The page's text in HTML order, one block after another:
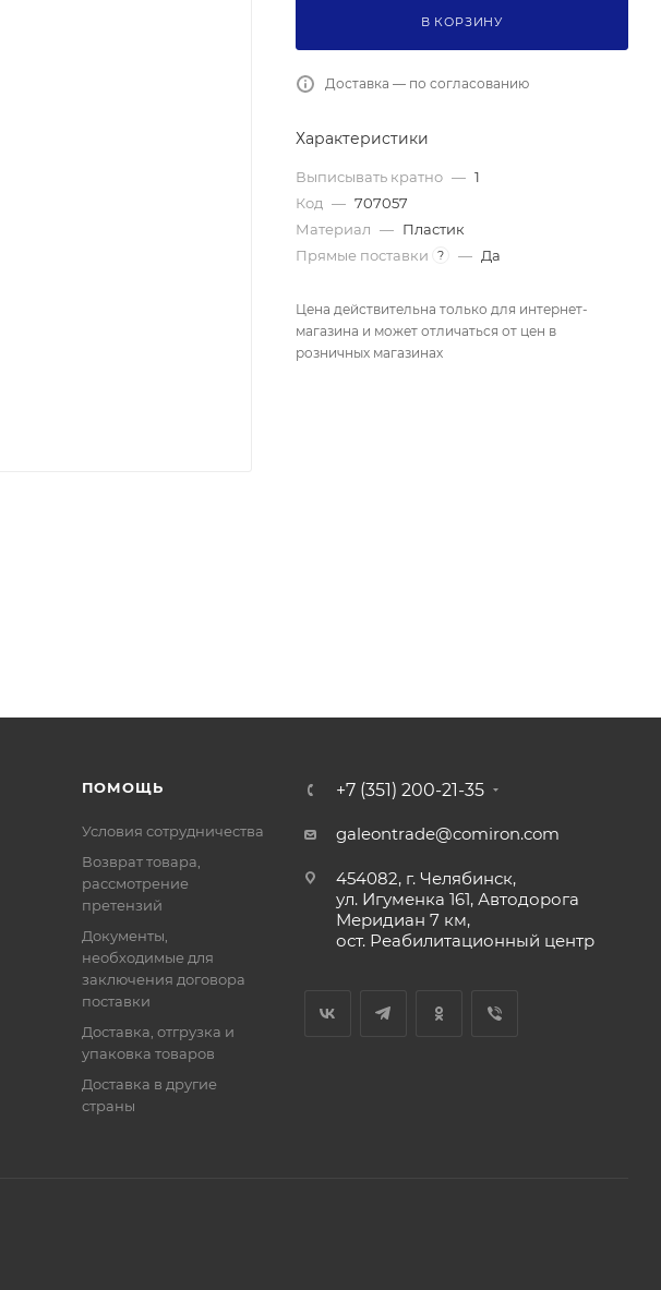
В КОРЗИНУ
Доставка — по согласованию
Характеристики
Выписывать кратно — 1
Код — 707057
Материал — Пластик
Прямые поставки
? — Да
Цена действительна только для интернет-
магазина и может отличаться от цен в
розничных магазинах
ПОМОЩЬ
Условия сотрудничества
Возврат товара,
рассмотрение
претензий
Документы,
необходимые для
заключения договора
поставки
Доставка, отгрузка и
упаковка товаров
Доставка в другие
страны
+7 (351) 200-21-35
galeontrade@comiron.com
454082, г. Челябинск,
ул. Игуменка 161, Автодорога
Меридиан 7 км,
ост. Реабилитационный центр